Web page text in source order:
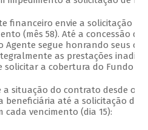
financeiro envie a solicitação de
(mês 58). Até a concessão do
segue honrando seus
as prestações
solicitar a cobertura do Fundo
a situação do contrato desde o
beneficiária até a solicitação de
cada vencimento (dia 15):